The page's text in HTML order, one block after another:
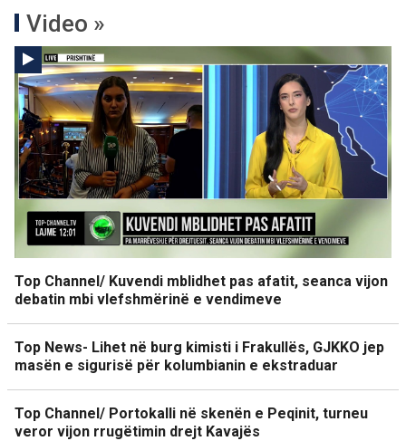
Video »
Top Channel/ Kuvendi mblidhet pas afatit, seanca vijon
debatin mbi vlefshmërinë e vendimeve
Top News- Lihet në burg kimisti i Frakullës, GJKKO jep
masën e sigurisë për kolumbianin e ekstraduar
Top Channel/ Portokalli në skenën e Peqinit, turneu
veror vijon rrugëtimin drejt Kavajës